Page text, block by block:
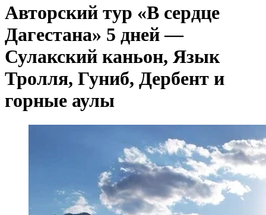
Авторский тур «В сердце
Дагестана» 5 дней —
Сулакский каньон, Язык
Тролля, Гуниб, Дербент и
горные аулы